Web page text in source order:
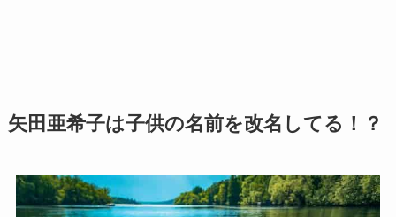
矢田亜希子は子供の名前を改名してる！？